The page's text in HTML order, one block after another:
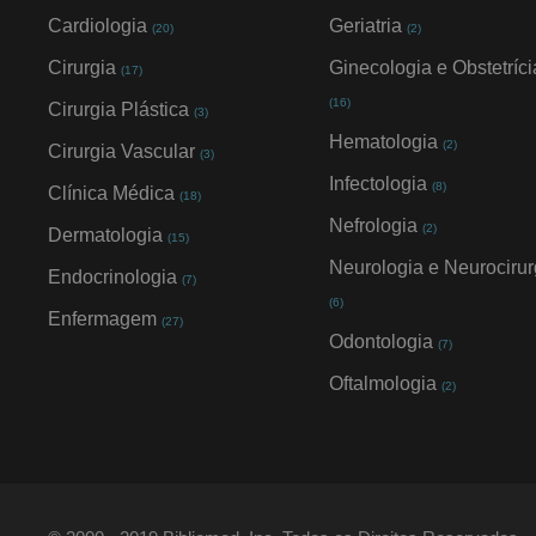
Cardiologia (20)
Cirurgia (17)
Cirurgia Plástica (3)
Cirurgia Vascular (3)
Clínica Médica (18)
Dermatologia (15)
Endocrinologia (7)
Enfermagem (27)
Geriatria (2)
Ginecologia e
(16)
Hematologia (2)
Infectologia (8)
Nefrologia (2)
Neurologia e
(6)
Odontologia (7)
Oftalmologia (2)